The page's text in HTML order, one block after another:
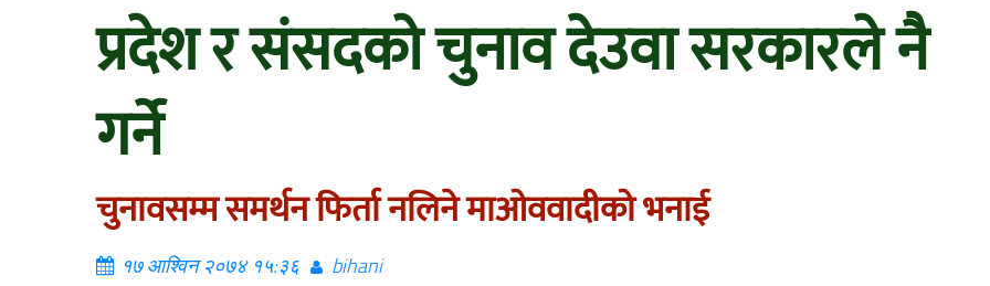
प्रदेश र संसदको चुनाव देउवा सरकारले नै
गर्ने
चुनावसम्म समर्थन फिर्ता नलिने माओववादीको भनाई
१७ आश्विन २०७४ १५:३६ bihani